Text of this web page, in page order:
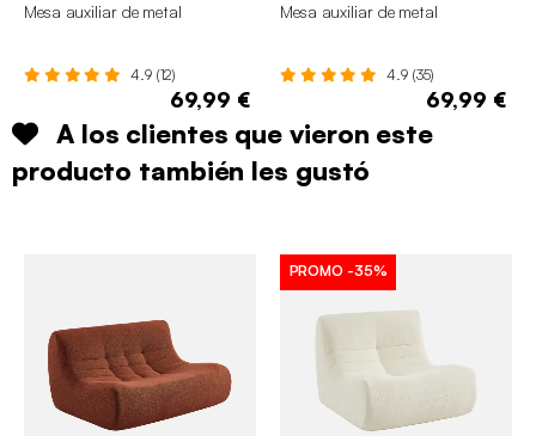
Mesa auxiliar de metal
4.9 (12)
69,99 €
Mesa auxiliar de metal
4.9 (35)
69,99 €
A los clientes que vieron este
producto también les gustó
PROMO -35%